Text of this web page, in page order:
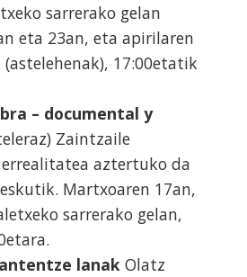
sarrerako gelan
eta 23an, eta apirilaren
17:00etatik
– documental y
Zaintzaile
aztertuko da
Martxoaren 17an,
sarrerako gelan,
lanak Olatz